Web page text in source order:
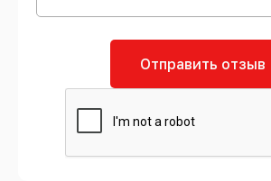
Отправить отзыв